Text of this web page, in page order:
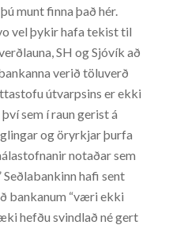
munt finna það hér.
vel þykir hafa tekist til
SH og Sjóvík að
verið töluverð
útvarpsins er ekki
sem í raun gerist á
og öryrkjar þurfa
notaðar sem
hafi sent
bankanum “væri ekki
hefðu svindlað né gert